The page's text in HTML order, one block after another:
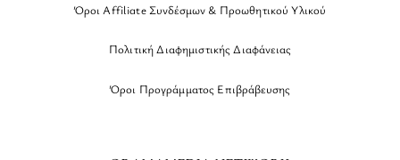
Όροι Affiliate Συνδέσμων & Προωθητικού Υλικού
Πολιτική Διαφημιστικής Διαφάνειας
Όροι Προγράμματος Επιβράβευσης